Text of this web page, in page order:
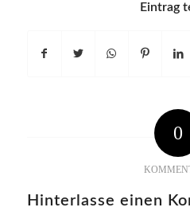
Eintrag
0
Hinterlasse einen